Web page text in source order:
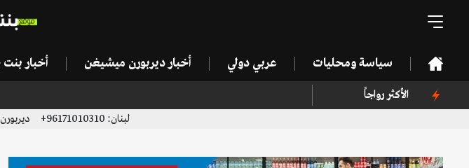
سياسة ومحليات عربي دولي أخبار ديربورن ميشيغن أخبار
الأكثر رواجاً
لبنان: 96171010310+ ديربورن: 13137751171+ | 13136996923+